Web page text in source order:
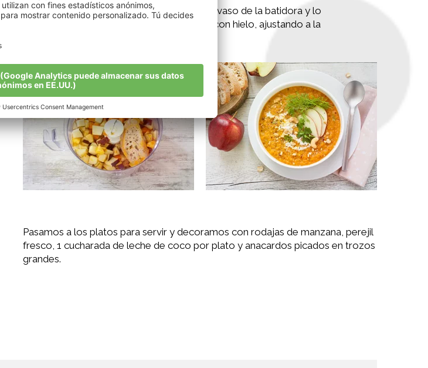
Transcurrido este tiempo, vertimos todo al vaso de la batidora y lo
mezclamos, agregando el aceite y el agua con hielo, ajustando a la
Pasamos a los platos para servir y decoramos con rodajas de manzana, perejil
fresco, 1 cucharada de leche de coco por plato y anacardos picados en trozos
grandes.